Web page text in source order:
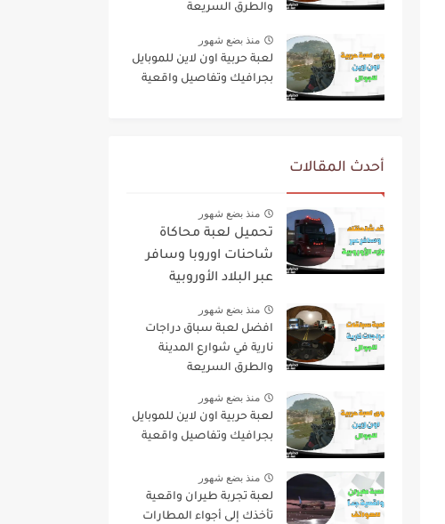
والطرق السريعة
منذ بضع شهور
لعبة حربية اون لاين للموبايل
بجرافيك وتفاصيل واقعية
أحدث المقالات
منذ بضع شهور
تحميل لعبة محاكاة
شاحنات اوروبا وسافر
عبر البلاد الأوروبية
منذ بضع شهور
افضل لعبة سباق دراجات
نارية في شوارع المدينة
والطرق السريعة
منذ بضع شهور
لعبة حربية اون لاين للموبايل
بجرافيك وتفاصيل واقعية
منذ بضع شهور
لعبة تجربة طيران واقعية
تأخذك إلى أجواء المطارات